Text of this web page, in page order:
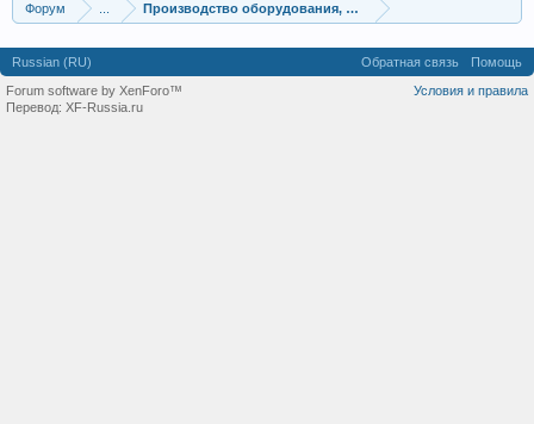
Форум Производство оборудования, оборудование для произв
Russian (RU) Обратная связь
Помощь
Условия и правила
Forum software by XenForo™
Перевод: XF-Russia.ru